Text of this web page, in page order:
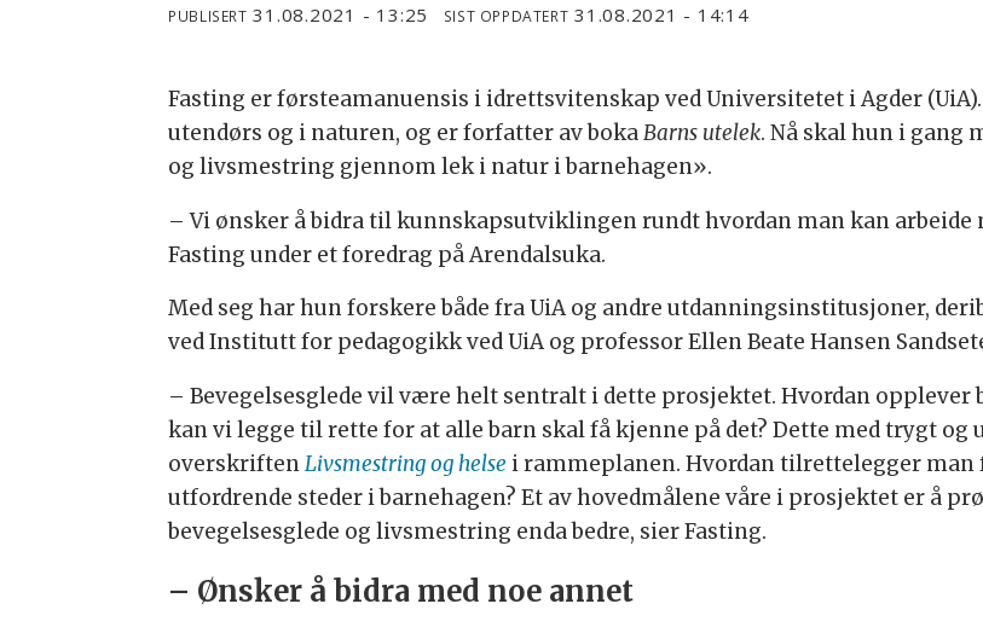
PUBLISERT 31.08.2021 - 13:25 SIST OPPDATERT 31.08.2021 - 14:14
Fasting er førsteamanuensis i idrettsvitenskap ved Universitetet i Agder
utendørs og i naturen, og er forfatter av bokaBarns utelek. Nå skal hun i gang
og livsmestring gjennom lek i natur i barnehagen».
– Vi ønsker å bidra til kunnskapsutviklingen rundt hvordan man kan
Fasting under et foredrag på Arendalsuka.
Med seg har hun forskere både fra UiA og andre utdanningsinstitusjoner,
ved Institutt for pedagogikk ved UiA og professor Ellen Beate Hansen
– Bevegelsesglede vil være helt sentralt i dette prosjektet. Hvordan opplever
kan vi legge til rette for at alle barn skal få kjenne på det? Dette med trygt
overskriftenLivsmestring og helse i rammeplanen. Hvordan tilrettelegger
utfordrende steder i barnehagen? Et av hovedmålene våre i prosjektet er å
bevegelsesglede og livsmestring enda bedre, sier Fasting.
– Ønsker å bidra med noe annet